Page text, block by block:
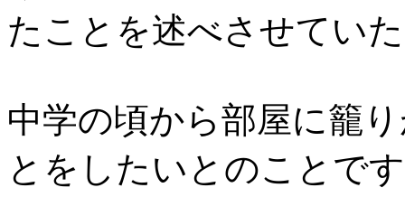
たことを述べさせてい
中学の頃から部屋に籠
とをしたいとのことで